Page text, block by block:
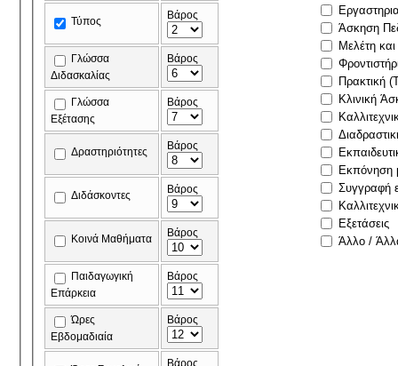
Τύπος Βάρος
Γλώσσα
Διδασκαλίας
Βάρος
Γλώσσα
Εξέτασης
Βάρος
Δραστηριότητες Βάρος
Διδάσκοντες Βάρος
Κοινά Μαθήματα Βάρος
Παιδαγωγική
Επάρκεια
Βάρος
Ώρες
Εβδομαδιαία
Βάρος
Βάρος
Άσκηση
Μελέτη
Πρακτική
Κλινική
Εκπόνηση
Συγγραφή
Εξετάσεις
Άλλο /